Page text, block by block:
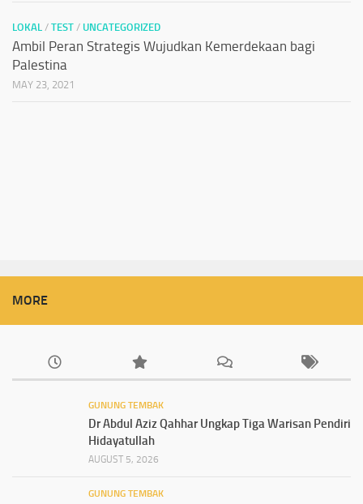
LOKAL / TEST / UNCATEGORIZED
Ambil Peran Strategis Wujudkan Kemerdekaan bagi
Palestina
MAY 23, 2021
MORE
GUNUNG TEMBAK
Dr Abdul Aziz Qahhar Ungkap Tiga Warisan Pendiri
Hidayatullah
AUGUST 5, 2026
GUNUNG TEMBAK